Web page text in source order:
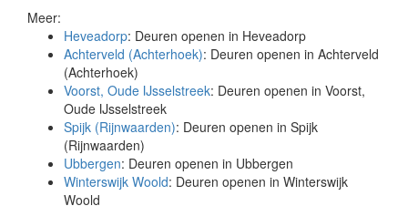
Meer:
Heveadorp: Deuren openen in Heveadorp
Achterveld (Achterhoek): Deuren openen in Achterveld
(Achterhoek)
Voorst, Oude IJsselstreek: Deuren openen in Voorst,
Oude IJsselstreek
Spijk (Rijnwaarden): Deuren openen in Spijk
(Rijnwaarden)
Ubbergen: Deuren openen in Ubbergen
Winterswijk Woold: Deuren openen in Winterswijk
Woold